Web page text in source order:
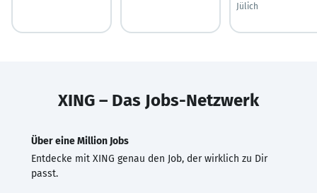
Jülich
XING – Das Jobs-Netzwerk
Über eine Million Jobs
Entdecke mit XING genau den Job, der wirklich zu Dir
passt.